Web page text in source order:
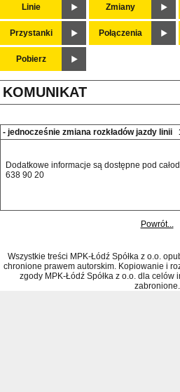
Linie Zmiany
Przystanki Połączenia
Pobierz
KOMUNIKAT
- jednocześnie zmiana rozkładów jazdy linii
Dodatkowe informacje są dostępne pod
638 90 20
Powrót...
Wszystkie treści MPK-Łódź Spółka z o.o.
chronione prawem autorskim. Kopiowanie i
zgody MPK-Łódź Spółka z o.o. dla celów
zabronione.